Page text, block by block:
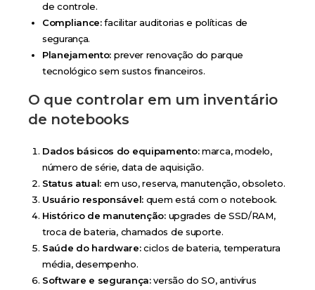
de controle.
Compliance:facilitar auditorias e políticas de
segurança.
Planejamento: prever renovação do parque
tecnológico sem sustos financeiros.
O que controlar em um inventário
de notebooks
Dados básicos do equipamento:marca, modelo,
número de série, data de aquisição.
Status atual: em uso, reserva, manutenção, obsoleto.
Usuário responsável: quem está com o notebook.
Histórico de manutenção:upgrades de SSD/RAM,
troca de bateria, chamados de suporte.
Saúde do hardware:ciclos de bateria, temperatura
média, desempenho.
Software e segurança:versão do SO, antivírus